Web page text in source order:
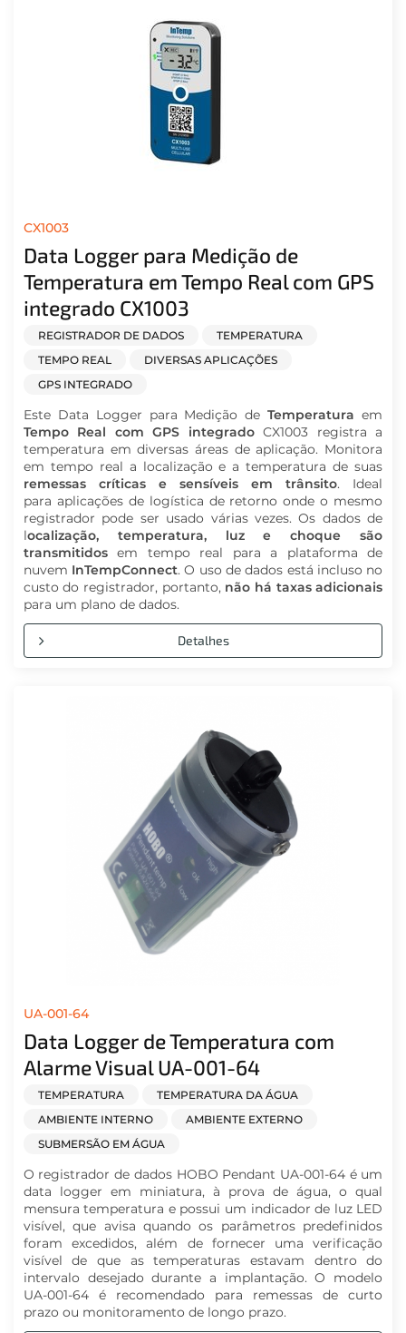
CX1003
Data Logger para Medição de
Temperatura em Tempo Real com GPS
integrado CX1003
REGISTRADOR DE DADOS
TEMPERATURA
TEMPO REAL
DIVERSAS APLICAÇÕES
GPS INTEGRADO
Este Data Logger para Medição deTemperatura em
Tempo Real com GPS integradoCX1003 registra a
temperatura em diversas áreas de aplicação. Monitora
em tempo real a localização e a temperatura de suas
remessas críticas e sensíveis em trânsito. Ideal
para aplicações de logística de retorno onde o mesmo
registrador pode ser usado várias vezes. Os dados de
localização, temperatura, luz e choque são
transmitidosem tempo real para a plataforma de
nuvem InTempConnect. O uso de dados está incluso no
custo do registrador, portanto, não há taxas adicionais
para um plano de dados.
Detalhes
UA-001-64
Data Logger de Temperatura com
Alarme Visual UA-001-64
TEMPERATURA
TEMPERATURA DA ÁGUA
AMBIENTE INTERNO
AMBIENTE EXTERNO
SUBMERSÃO EM ÁGUA
O registrador de dados HOBO Pendant UA-001-64 é um
data logger em miniatura, à prova de água, o qual
mensura temperatura e possui um indicador de luz LED
visível, que avisa quando os parâmetros predefinidos
foram excedidos, além de fornecer uma verificação
visível de que as temperaturas estavam dentro do
intervalo desejado durante a implantação. O modelo
UA-001-64 é recomendado para remessas de curto
prazo ou monitoramento de longo prazo.